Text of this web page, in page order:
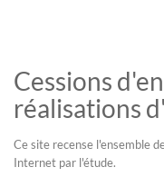
Cessions
réalisations
Ce site recense l'ensemble
Internet par l'étude.